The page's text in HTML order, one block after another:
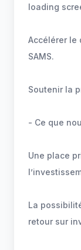
loading
Accélérer le
SAMS.
Soutenir la
- Ce que
Une place
La
retour sur